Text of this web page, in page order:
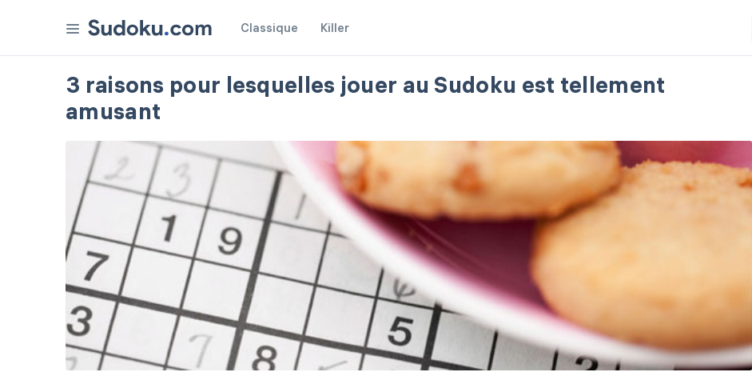
Récompenses
Paramètres
Classique Killer
3 raisons pour lesquelles jouer au Sudoku est tellement
amusant